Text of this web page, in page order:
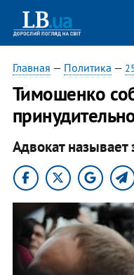
Главная — Политика —
Тимошенко
Адвокат